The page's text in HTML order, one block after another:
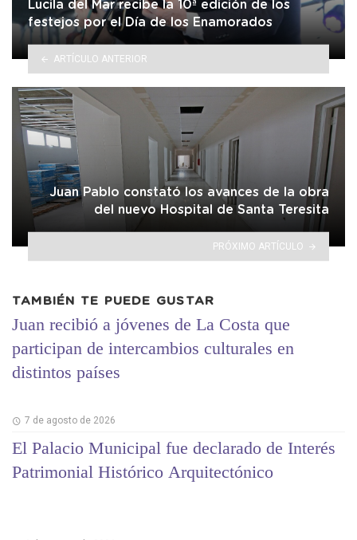
Lucila del Mar recibe la 10ª edición de los
festejos por el Día de los Enamorados
ARTÍCULO ANTERIOR
Juan Pablo constató los avances de la obra
del nuevo Hospital de Santa Teresita
PRÓXIMO ARTÍCULO
TAMBIÉN TE PUEDE GUSTAR
Juan recibió a jóvenes de La Costa que
participan de intercambios culturales en
distintos países
7 de agosto de 2026
El Palacio Municipal fue declarado de Interés
Patrimonial Histórico Arquitectónico